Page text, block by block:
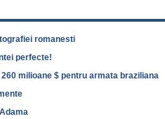
romanesti
perfecte!
milioane $ pentru armata braziliana